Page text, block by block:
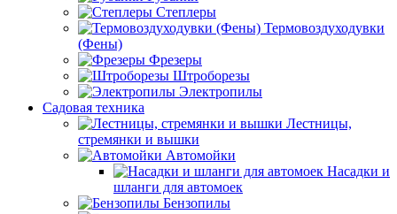
Степлеры
Термовоздуходувки
(Фены)
Фрезеры
Штроборезы
Электропилы
Садовая техника
Лестницы,
стремянки и вышки
Автомойки
Насадки и
шланги для автомоек
Бензопилы